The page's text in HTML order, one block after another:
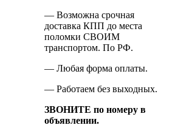
— Возможна срочная
доставка КПП до места
поломки СВОИМ
транспортом. По РФ.
— Любая форма оплаты.
— Работаем без выходных.
ЗВОНИТЕ по номеру в
объявлении.